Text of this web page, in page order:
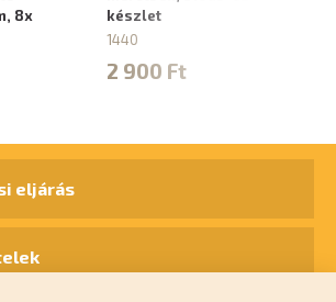
8x
készlet
1440
2 900 Ft
eljárás